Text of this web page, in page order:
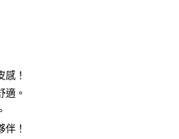
商業銀行
銀行
商業銀行
銀行
商業銀行
商業銀行
銀行
銀行
銀行
銀行
商業銀行
商業銀行
銀行
銀行
銀行
商業銀行
企業銀行
銀行
銀行
！
適。
！